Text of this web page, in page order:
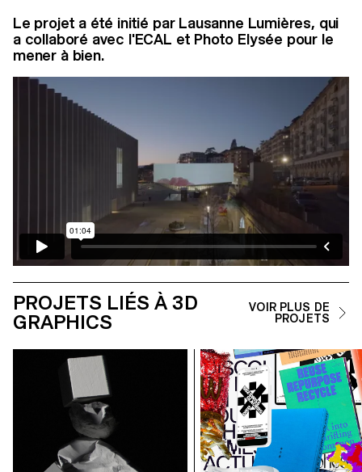
Le projet a été initié par Lausanne Lumières, qui
a collaboré avec l'ECAL et Photo Elysée pour le
mener à bien.
PROJETS LIÉS À 3D
GRAPHICS
VOIR PLUS DE
PROJETS